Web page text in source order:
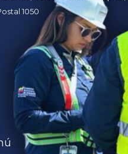
1050